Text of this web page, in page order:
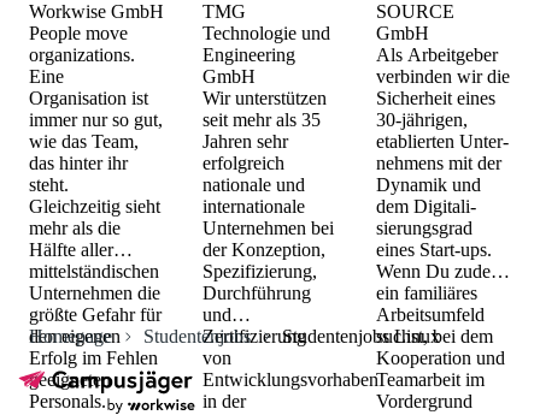
Workwise GmbH
People move
organizations.
Eine
Organisation ist
immer nur so gut,
wie das Team,
das hinter ihr
steht.
Gleichzeitig sieht
mehr als die
Hälfte aller
mittelständischen
Unternehmen die
größte Gefahr für
den eigenen
Erfolg im Fehlen
geeigneten
Personals.
TMG
Technologie und
Engineering
GmbH
Wir unterstützen
seit mehr als 35
Jahren sehr
erfolgreich
nationale und
internationale
Unternehmen bei
der Konzeption,
Spezifizierung,
Durchführung
und
Zertifizierung
von
Entwicklungsvorhaben
in der
SOURCE
GmbH
Als Arbeitgeber
verbin­den wir die
Sicherheit eines
30-jährigen,
etablierten Unter­
nehmens mit der
Dynamik und
dem Digitali­
sierungs­grad
eines Start-ups.
Wenn Du zudem
ein familiäres
Arbeits­umfeld
suchst, bei dem
Kooperation und
Teamarbeit im
Vordergrund
Homepage Studentenjobs Studentenjobs Linux